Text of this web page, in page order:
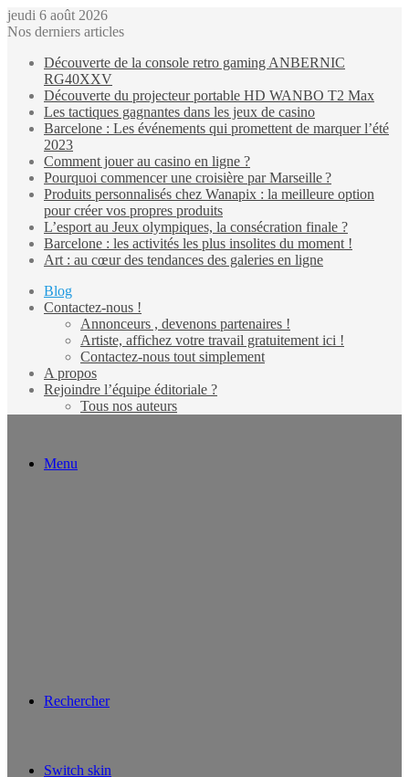
jeudi 6 août 2026
Nos derniers articles
Découverte de la console retro gaming ANBERNIC
RG40XXV
Découverte du projecteur portable HD WANBO T2 Max
Les tactiques gagnantes dans les jeux de casino
Barcelone : Les événements qui promettent de marquer l’été
2023
Comment jouer au casino en ligne ?
Pourquoi commencer une croisière par Marseille ?
Produits personnalisés chez Wanapix : la meilleure option
pour créer vos propres produits
L’esport au Jeux olympiques, la consécration finale ?
Barcelone : les activités les plus insolites du moment !
Art : au cœur des tendances des galeries en ligne
Blog
Contactez-nous !
Annonceurs , devenons partenaires !
Artiste, affichez votre travail gratuitement ici !
Contactez-nous tout simplement
A propos
Rejoindre l’équipe éditoriale ?
Tous nos auteurs
Menu
Rechercher
Switch skin